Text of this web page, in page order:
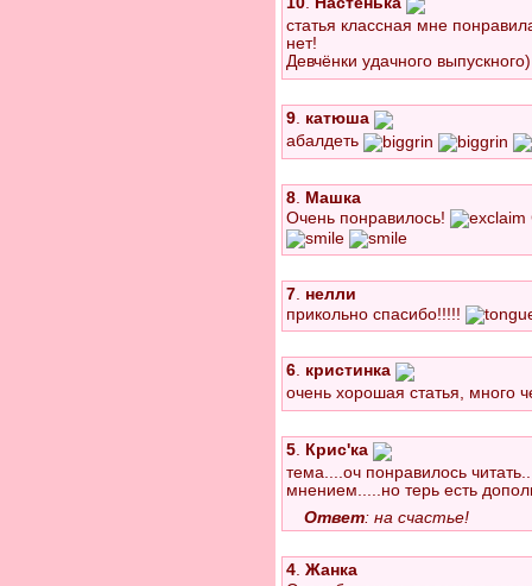
статья классная мне
нет!
Девчёнки удачного
9. катюша
абалдеть
8. Машка
Очень понравилось!
7. нелли
прикольно спасибо!!!!!
6. кристинка
очень хорошая статья, много
5. Крис'ка
тема....оч понравилось
мнением.....но терь есть
Ответ: на счастье!
4. Жанка